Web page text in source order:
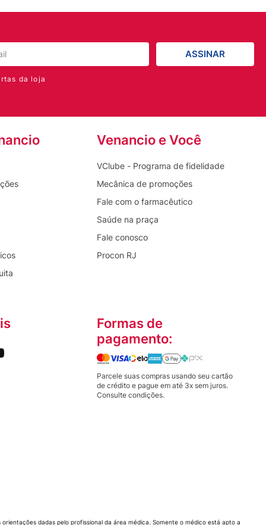
ASSINAR
da loja
Venancio e Você
VClube - Programa de fidelidade
Mecânica de promoções
Fale com o farmacêutico
Saúde na praça
Fale conosco
Procon RJ
Formas de
pagamento:
Parcele suas compras usando seu cartão
de crédito e pague em até 3x sem juros.
Consulte condições.
dadas pelo profissional da área médica. Somente o médico está apto a